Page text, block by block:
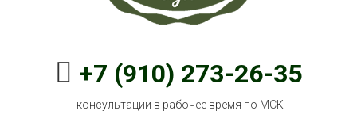
+7 (910) 273-26-35
консультации в рабочее время по МСК